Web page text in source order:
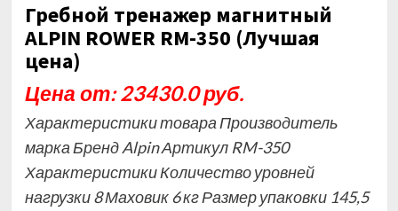
Гребной тренажер магнитный
ALPIN ROWER RM-350 (Лучшая
цена)
Цена от: 23430.0 руб.
Характеристики товара Производитель
марка Бренд Alpin Артикул RM-350
Характеристики Количество уровней
нагрузки 8 Маховик 6 кг Размер упаковки 145,5